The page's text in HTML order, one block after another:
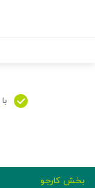
با
بخش کارجو